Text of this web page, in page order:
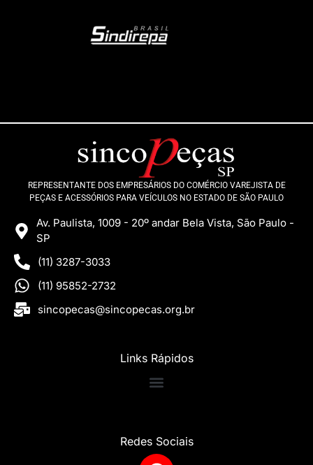
REPRESENTANTE DOS EMPRESÁRIOS DO COMÉRCIO VAREJISTA DE
PEÇAS E ACESSÓRIOS PARA VEÍCULOS NO ESTADO DE SÃO PAULO
Av. Paulista, 1009 - 20º andar Bela Vista, São Paulo -
SP
(11) 3287-3033
(11) 95852-2732
sincopecas@sincopecas.org.br
Links Rápidos
Redes Sociais